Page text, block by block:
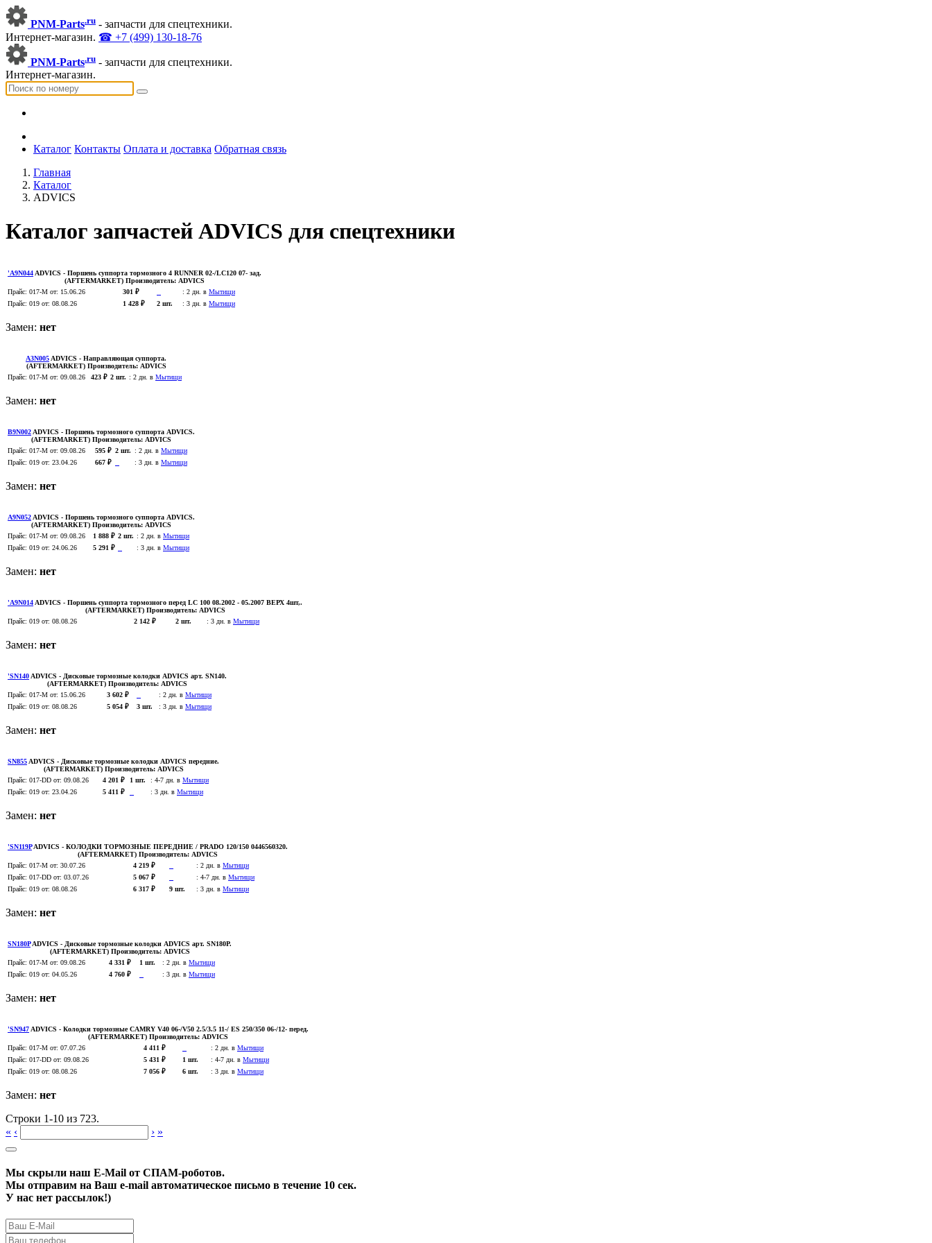
PNM-Parts.ru - запчасти для спецтехники.
Интернет-магазин. ☎ +7 (499) 130-18-76
PNM-Parts.ru - запчасти для спецтехники.
Интернет-магазин.
Каталог Контакты Оплата и доставка Обратная связь
Главная
Каталог
ADVICS
Каталог запчастей ADVICS для спецтехники
'A9N044 ADVICS - Поршень суппорта тормозного 4 RUNNER 02-/LC120 07- зад.
(AFTERMARKET) Производитель: ADVICS
Прайс: 017-M от: 15.06.26 301 ₽ : 2 дн. в Мытищи
Прайс: 019 от: 08.08.26 1 428 ₽ 2 шт. : 3 дн. в Мытищи
Замен: нет
A3N005 ADVICS - Направляющая суппорта.
(AFTERMARKET)Производитель: ADVICS
Прайс: 017-M от: 09.08.26 423 ₽ 2 шт. : 2 дн. в Мытищи
Замен: нет
B9N002 ADVICS - Поршень тормозного суппорта ADVICS.
(AFTERMARKET) Производитель: ADVICS
Прайс: 017-M от: 09.08.26 595 ₽ 2 шт. : 2 дн. в Мытищи
Прайс: 019 от: 23.04.26 667 ₽ : 3 дн. в Мытищи
Замен: нет
A9N052 ADVICS - Поршень тормозного суппорта ADVICS.
(AFTERMARKET) Производитель: ADVICS
Прайс: 017-M от: 09.08.26 1 888 ₽ 2 шт. : 2 дн. в Мытищи
Прайс: 019 от: 24.06.26 5 291 ₽ : 3 дн. в Мытищи
Замен: нет
'A9N014 ADVICS - Поршень суппорта тормозного перед LC 100 08.2002 - 05.2007 ВЕРХ 4шт,.
(AFTERMARKET)Производитель: ADVICS
Прайс: 019 от: 08.08.26 2 142 ₽ 2 шт. : 3 дн. в Мытищи
Замен: нет
'SN140 ADVICS - Дисковые тормозные колодки ADVICS арт. SN140.
(AFTERMARKET) Производитель: ADVICS
Прайс: 017-M от: 15.06.26 3 602 ₽ : 2 дн. в Мытищи
Прайс: 019 от: 08.08.26 5 054 ₽ 3 шт. : 3 дн. в Мытищи
Замен: нет
SN855 ADVICS - Дисковые тормозные колодки ADVICS передние.
(AFTERMARKET)Производитель: ADVICS
Прайс: 017-DD от: 09.08.26 4 201 ₽ 1 шт. : 4-7 дн. в Мытищи
Прайс: 019 от: 23.04.26 5 411 ₽ : 3 дн. в Мытищи
Замен: нет
'SN119P ADVICS - КОЛОДКИ ТОРМОЗНЫЕ ПЕРЕДНИЕ / PRADO 120/150 0446560320.
(AFTERMARKET) Производитель: ADVICS
Прайс: 017-M от: 30.07.26 4 219 ₽ : 2 дн. в Мытищи
Прайс: 017-DD от: 03.07.26 5 067 ₽ : 4-7 дн. в Мытищи
Прайс: 019 от: 08.08.26 6 317 ₽ 9 шт. : 3 дн. в Мытищи
Замен: нет
SN180P ADVICS - Дисковые тормозные колодки ADVICS арт. SN180P.
(AFTERMARKET)Производитель: ADVICS
Прайс: 017-M от: 09.08.26 4 331 ₽ 1 шт. : 2 дн. в Мытищи
Прайс: 019 от: 04.05.26 4 760 ₽ : 3 дн. в Мытищи
Замен: нет
'SN947 ADVICS - Колодки тормозные CAMRY V40 06-/V50 2.5/3.5 11-/ ES 250/350 06-/12- перед.
(AFTERMARKET) Производитель: ADVICS
Прайс: 017-M от: 07.07.26 4 411 ₽ : 2 дн. в Мытищи
Прайс: 017-DD от: 09.08.26 5 431 ₽ 1 шт. : 4-7 дн. в Мытищи
Прайс: 019 от: 08.08.26 7 056 ₽ 6 шт. : 3 дн. в Мытищи
Замен: нет
Строки 1-10 из 723.
« ‹ › »
Мы скрыли наш E-Mail от СПАМ-роботов.
Мы отправим на Ваш e-mail автоматическое письмо в течение 10 сек.
У нас нет рассылок!)